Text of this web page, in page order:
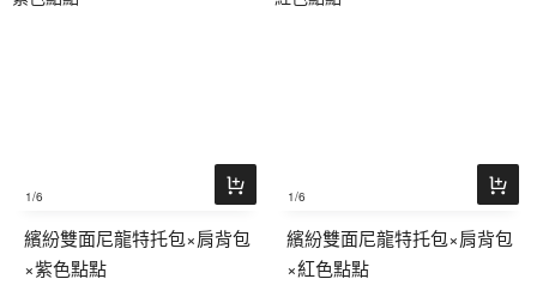
1/6
繽紛雙面尼龍特托包×肩背包
×紫色點點
1/6
繽紛雙面尼龍特托包×肩背包
×紅色點點